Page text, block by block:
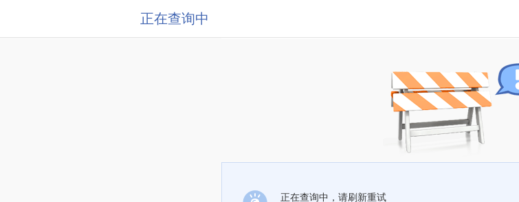
正在查询中
正在查询中，请刷新重试